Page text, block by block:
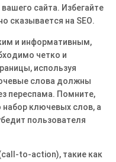
сайта․ Избегайте
сказывается на SEO․
и информативным,
четко и
используя
слова должны
переспама․ Помните,
набор ключевых слов, а
пользователя
to-action), такие как